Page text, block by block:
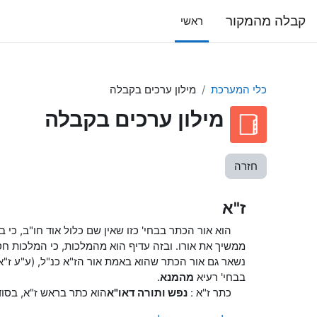
קבלה מהמקור ראשי
כלי המערכת מילון ערכים בקבלה
מילון ערכים בקבלה
חזרה
ז"א
הוא אור הכתר בבחי' כזו שאין שם כלול אוד חו"ב,
ממשיך את אורו. ובזה עדיף הוא מהמלכות, כי
נשאר גם אור הכתר שהוא באמת אור הז"א כנ"ל, (ע"ע
בבחי' רעיא מהמנא.
כתר ז"א :נפש ותורה דאו"אהוא כתר בראש ז"א,